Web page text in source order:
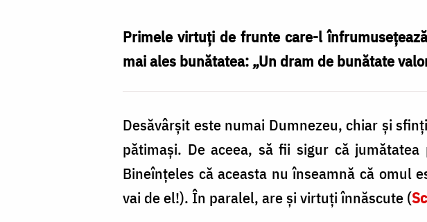
Primele virtuţi de frunte care-l
mai ales bunătatea: „Un dram de bunătate
Desăvârşit este numai Dumnezeu, chiar şi
pătimaşi. De aceea, să fii sigur că
Bineînţeles că aceasta nu înseamnă că
vai de el!). În paralel, are şi virtuţi înnăscute (